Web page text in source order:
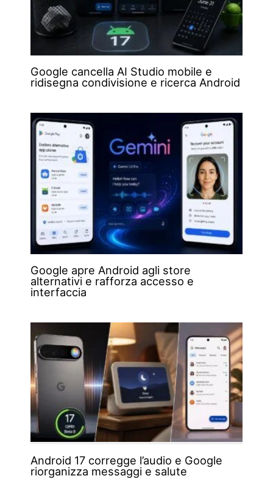
Google cancella AI Studio mobile e
ridisegna condivisione e ricerca Android
Google apre Android agli store
alternativi e rafforza accesso e
interfaccia
Android 17 corregge l’audio e Google
riorganizza messaggi e salute